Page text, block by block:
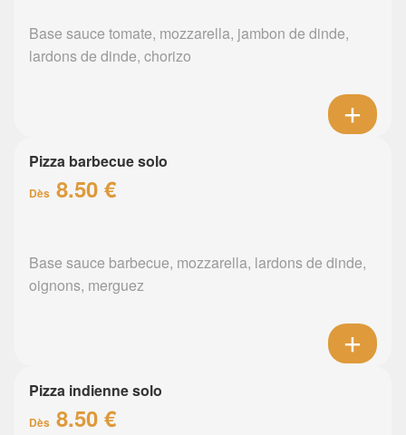
Base sauce tomate, mozzarella, jambon de dinde,
lardons de dinde, chorizo
Pizza barbecue solo
Dès 8.50 €
Base sauce barbecue, mozzarella, lardons de dinde,
oignons, merguez
Pizza indienne solo
Dès 8.50 €